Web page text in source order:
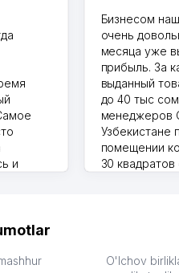
и
Бизнесом
очень
месяца уже
прибыль. За
выданный
до 40 тыс
менеджеров
Узбекистане
помещении
30
мышки и
O'lchov